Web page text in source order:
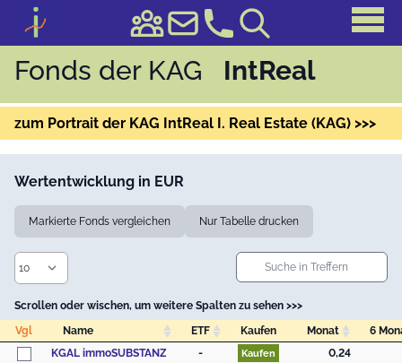
Fonds der KAG IntReal
zum Portrait der KAG IntReal I. Real Estate (KAG) >>>
Wertentwicklung in EUR
Markierte Fonds vergleichen Nur Tabelle drucken
Scrollen oder wischen, um weitere Spalten zu sehen >>>
Vgl
Name ETF Kaufen Monat
6
Vgl
Name ETF Kaufen Monat
KGAL immoSUBSTANZ - Kaufen
0,24